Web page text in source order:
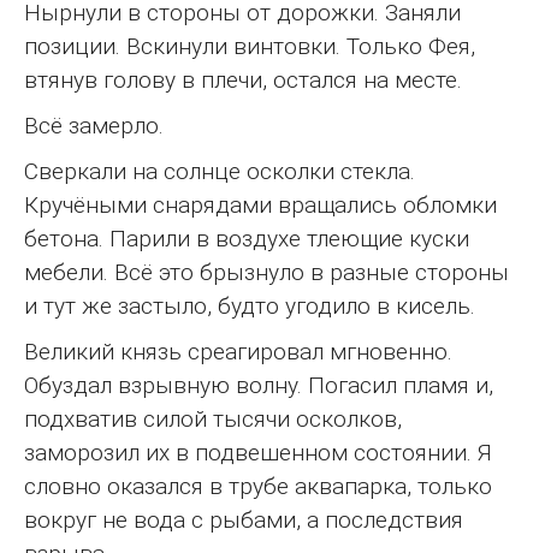
Нырнули в стороны от дорожки. Заняли
позиции. Вскинули винтовки. Только Фея,
втянув голову в плечи, остался на месте.
Всё замерло.
Сверкали на солнце осколки стекла.
Кручёными снарядами вращались обломки
бетона. Парили в воздухе тлеющие куски
мебели. Всё это брызнуло в разные стороны
и тут же застыло, будто угодило в кисель.
Великий князь среагировал мгновенно.
Обуздал взрывную волну. Погасил пламя и,
подхватив силой тысячи осколков,
заморозил их в подвешенном состоянии. Я
словно оказался в трубе аквапарка, только
вокруг не вода с рыбами, а последствия